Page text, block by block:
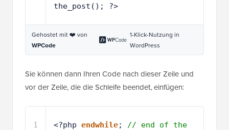
the_post(); ?>
Gehostet mit ❤️ von
WPCode
1-Klick-Nutzung in
WordPress
Sie können dann Ihren Code nach dieser Zeile und
vor der Zeile, die die Schleife beendet, einfügen:
1 <?php endwhile;
// end of the